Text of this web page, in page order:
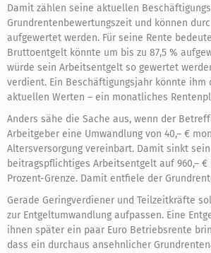
Damit zählen seine aktuellen
Grundrentenbewertungszeit und können
aufgewertet werden. Für seine Rente
Bruttoentgelt könnte um bis zu 87,5 %
würde sein Arbeitsentgelt so gewertet
verdient. Ein Beschäftigungsjahr könnte ihm
aktuellen Werten – ein monatliches
Anders sähe die Sache aus, wenn der
Arbeitgeber eine Umwandlung von 40,– €
Altersversorgung vereinbart. Damit sinkt
beitragspflichtiges Arbeitsentgelt auf 960,–
Prozent-Grenze. Damit entfiele der
Gerade Geringverdiener und Teilzeitkräfte
zur Entgeltumwandlung aufpassen. Eine
ihnen später ein paar Euro Betriebsrente
dass ein durchaus ansehnlicher